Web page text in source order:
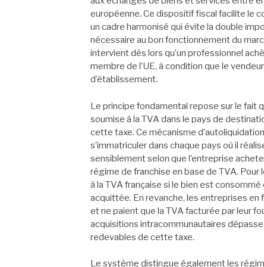
européenne. Ce dispositif fiscal facilite le
un cadre harmonisé qui évite la double
nécessaire au bon fonctionnement du
intervient dès lors qu’un professionnel
membre de l’UE, à condition que le
d’établissement.
Le principe fondamental repose sur le fait
soumise à la TVA dans le pays de
cette taxe. Ce mécanisme
s’immatriculer dans chaque pays où il
sensiblement selon que l’entreprise
régime de franchise en base de TVA.
à la TVA française si le bien est
acquittée. En revanche, les entreprises
et ne paient que la TVA facturée par leur
acquisitions intracommunautaires
redevables de cette taxe.
Le système distingue également les